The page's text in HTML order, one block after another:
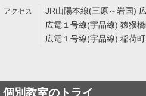
JR山陽本線(三原～岩国)
広電１号線(宇品線) 猿猴
広電１号線(宇品線) 稲荷
個別教室のトライ